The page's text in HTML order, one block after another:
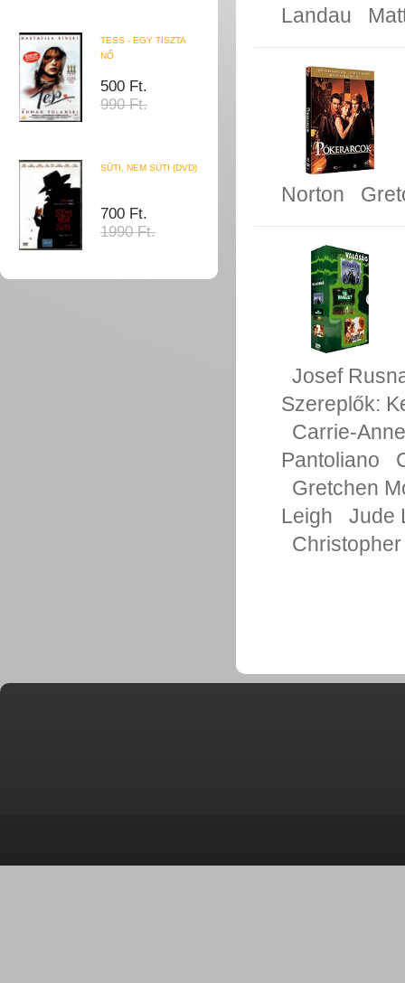
TESS - EGY TISZTA
NŐ
500 Ft.
990 Ft.
SÜTI, NEM SÜTI (DVD)
700 Ft.
1990 Ft.
Landau
Norton
Josef
Szereplők:
Carrie-
Pantoliano
Gretchen
Leigh
Jude